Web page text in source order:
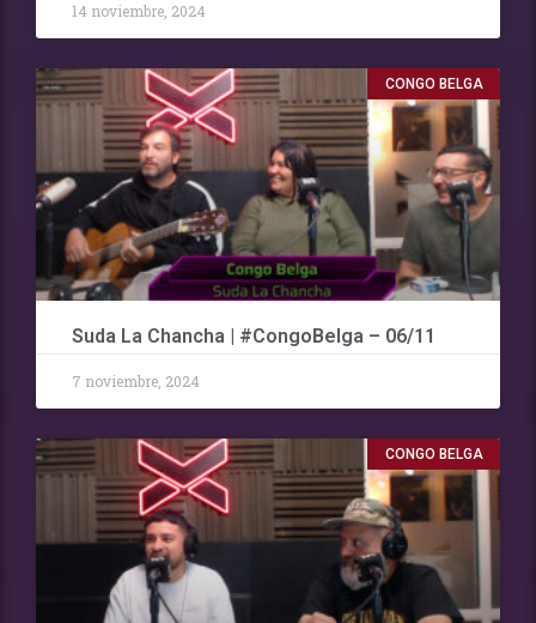
14 noviembre, 2024
CONGO BELGA
Suda La Chancha | #CongoBelga – 06/11
7 noviembre, 2024
CONGO BELGA